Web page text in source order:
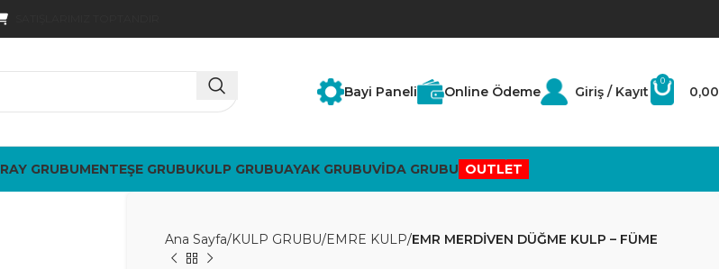
Bayi Paneli Online Ödeme Giriş / Kayıt
0
0,00
RAY GRUBUMENTEŞE GRUBUKULP GRUBUAYAK GRUBUVİDA GRUBU OUTLET
Ana Sayfa KULP GRUBU EMRE KULP EMR MERDİVEN DÜĞME KULP – FÜME